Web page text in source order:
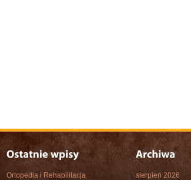
Ortopedia i Rehabilitacja
sierpień 2026